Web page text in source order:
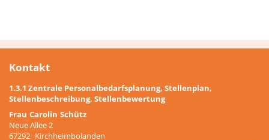
Kontakt
1.3.1 Zentrale Personalbedarfsplanung, Stellenplan,
Stellenbeschreibung, Stellenbewertung
Frau Carolin Schütz
Neue Allee 2
67292 Kirchheimbolanden